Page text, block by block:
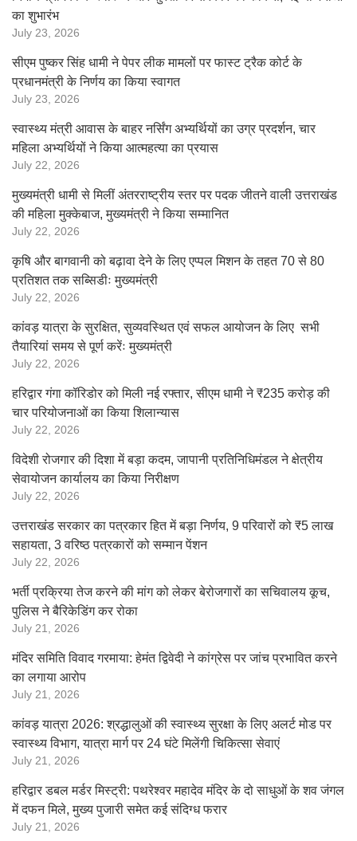
का शुभारंभ
July 23, 2026
सीएम पुष्कर सिंह धामी ने पेपर लीक मामलों पर फास्ट ट्रैक कोर्ट के
प्रधानमंत्री के निर्णय का किया स्वागत
July 23, 2026
स्वास्थ्य मंत्री आवास के बाहर नर्सिंग अभ्यर्थियों का उग्र प्रदर्शन, चार
महिला अभ्यर्थियों ने किया आत्महत्या का प्रयास
July 22, 2026
मुख्यमंत्री धामी से मिलीं अंतरराष्ट्रीय स्तर पर पदक जीतने वाली उत्तराखंड
की महिला मुक्केबाज, मुख्यमंत्री ने किया सम्मानित
July 22, 2026
कृषि और बागवानी को बढ़ावा देने के लिए एप्पल मिशन के तहत 70 से 80
प्रतिशत तक सब्सिडीः मुख्यमंत्री
July 22, 2026
कांवड़ यात्रा के सुरक्षित, सुव्यवस्थित एवं सफल आयोजन के लिए सभी
तैयारियां समय से पूर्ण करेंः मुख्यमंत्री
July 22, 2026
हरिद्वार गंगा कॉरिडोर को मिली नई रफ्तार, सीएम धामी ने ₹235 करोड़ की
चार परियोजनाओं का किया शिलान्यास
July 22, 2026
विदेशी रोजगार की दिशा में बड़ा कदम, जापानी प्रतिनिधिमंडल ने क्षेत्रीय
सेवायोजन कार्यालय का किया निरीक्षण
July 22, 2026
उत्तराखंड सरकार का पत्रकार हित में बड़ा निर्णय, 9 परिवारों को ₹5 लाख
सहायता, 3 वरिष्ठ पत्रकारों को सम्मान पेंशन
July 22, 2026
भर्ती प्रक्रिया तेज करने की मांग को लेकर बेरोजगारों का सचिवालय कूच,
पुलिस ने बैरिकेडिंग कर रोका
July 21, 2026
मंदिर समिति विवाद गरमाया: हेमंत द्विवेदी ने कांग्रेस पर जांच प्रभावित करने
का लगाया आरोप
July 21, 2026
कांवड़ यात्रा 2026: श्रद्धालुओं की स्वास्थ्य सुरक्षा के लिए अलर्ट मोड पर
स्वास्थ्य विभाग, यात्रा मार्ग पर 24 घंटे मिलेंगी चिकित्सा सेवाएं
July 21, 2026
हरिद्वार डबल मर्डर मिस्ट्री: पथरेश्वर महादेव मंदिर के दो साधुओं के शव जंगल
में दफन मिले, मुख्य पुजारी समेत कई संदिग्ध फरार
July 21, 2026